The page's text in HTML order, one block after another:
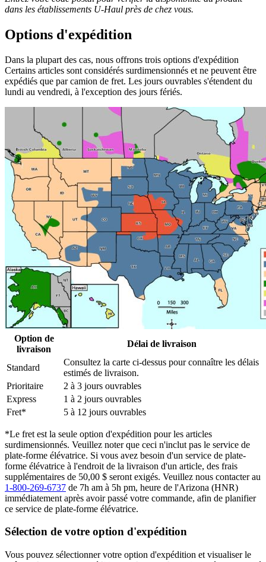
dans les établissements U-Haul près de chez vous.
Options d'expédition
Dans la plupart des cas, nous offrons trois options d'expédition
Certains articles sont considérés surdimensionnés et ne peuvent être
expédiés que par camion de fret. Les jours ouvrables s'étendent du
lundi au vendredi, à l'exception des jours fériés.
Option de
livraison
Délai de livraison
Standard
Consultez la carte ci-dessus pour connaître les délais
estimés de livraison.
Prioritaire
2 à 3 jours ouvrables
Express
1 à 2 jours ouvrables
Fret*
5 à 12 jours ouvrables
*Le fret est la seule option d'expédition pour les articles
surdimensionnés. Veuillez noter que ceci n'inclut pas le service de
plate-forme élévatrice. Si vous avez besoin d'un service de plate-
forme élévatrice à l'endroit de la livraison d'un article, des frais
supplémentaires de 50,00 $ seront exigés. Veuillez nous contacter au
1-800-269-6737 de 7h am à 5h pm, heure de l'Arizona (HNR)
immédiatement après avoir passé votre commande, afin de planifier
ce service de plate-forme élévatrice.
Sélection de votre option d'expédition
Vous pouvez sélectionner votre option d'expédition et visualiser le